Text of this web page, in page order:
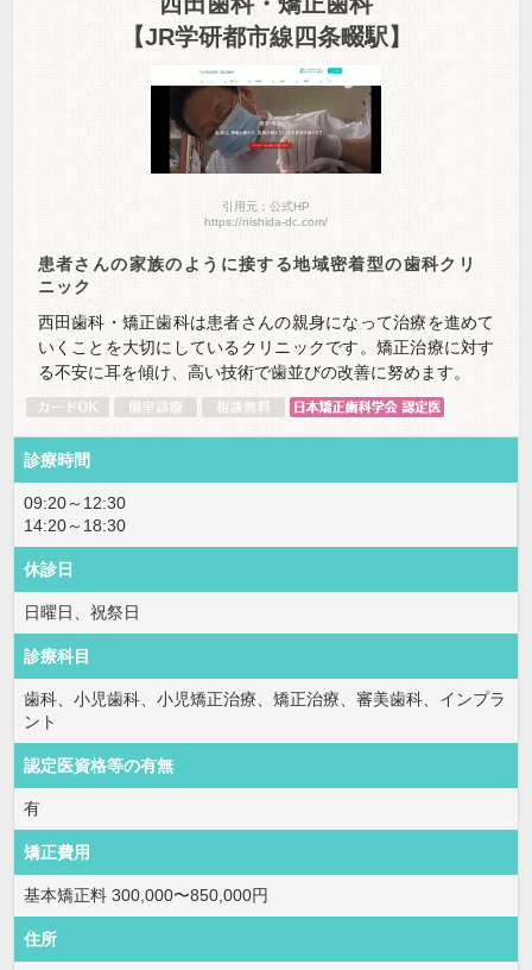
【JR学研都市線四条畷駅】
引用元：公式HP
https://nishida-dc.com/
患者さんの家族のように接する地域密着型の歯科クリ
ニック
西田歯科・矯正歯科は患者さんの親身になって治療を進めて
いくことを大切にしているクリニックです。矯正治療に対す
る不安に耳を傾け、高い技術で歯並びの改善に努めます。
診療時間
09:20～12:30
14:20～18:30
休診日
日曜日、祝祭日
診療科目
歯科、小児歯科、小児矯正治療、矯正治療、審美歯科、インプラ
ント
認定医資格等の有無
有
矯正費用
基本矯正料 300,000〜850,000円
住所